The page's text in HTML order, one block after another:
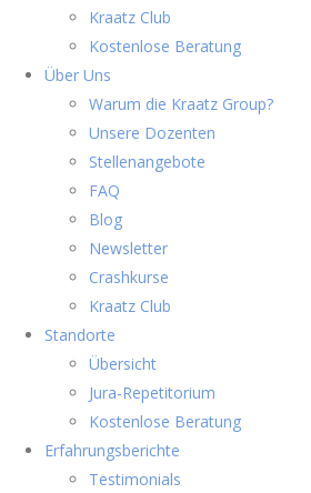
Kraatz Club
Kostenlose Beratung
Über Uns
Warum die Kraatz Group?
Unsere Dozenten
Stellenangebote
FAQ
Blog
Newsletter
Crashkurse
Kraatz Club
Standorte
Übersicht
Jura-Repetitorium
Kostenlose Beratung
Erfahrungsberichte
Testimonials